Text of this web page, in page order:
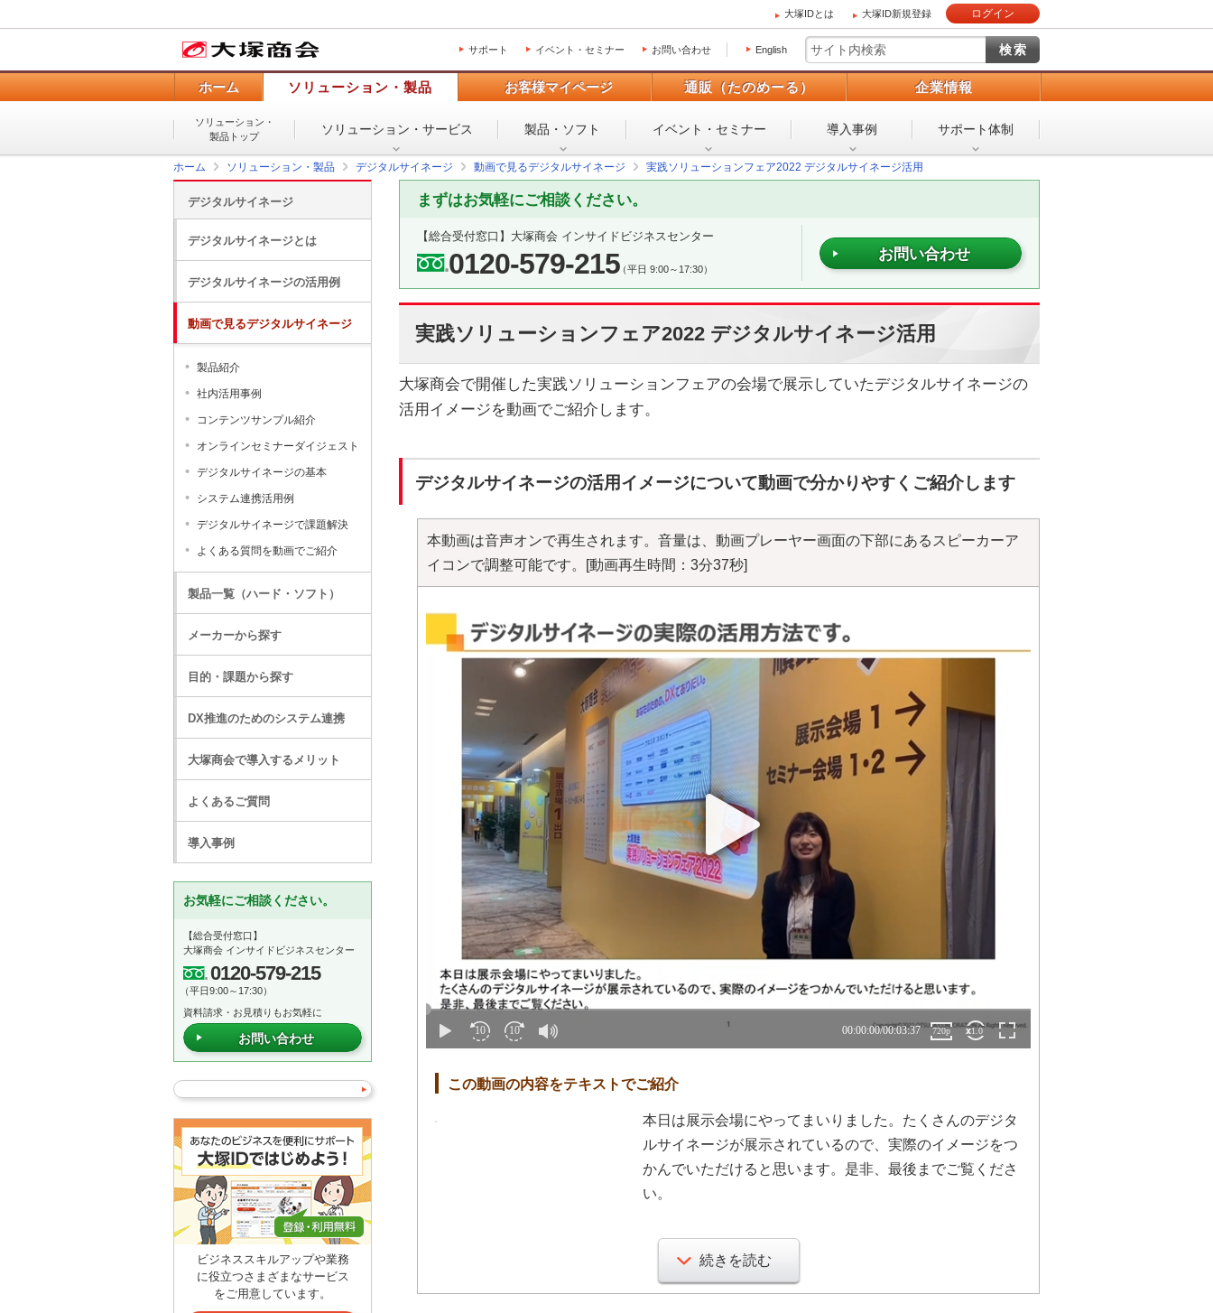
大塚IDとは 大塚ID新規登録 ログイン
サポート イベント・セミナー お問い合わせ English
ホーム ソリューション・製品 お客様マイページ 通販（たのめーる） 企業情報
ソリューション・
製品トップ
ソリューション・ サービス 製品・ソフト イベント・ セミナー 導入事例 サポート体制
ホーム ソリューション・製品 デジタルサイネージ 動画で見るデジタルサイネージ 実践ソリューションフェア2022 デジタルサイネージ活用
まずはお気軽にご相談ください。
【総合受付窓口】 大塚商会 インサイドビジネスセンター
0120-579-215（平日 9:00～17:30）
お問い合わせ
実践ソリューションフェア2022 デジタルサイネージ活用
大塚商会で開催した実践ソリューションフェアの会場で展示していたデジタルサイネージの
活用イメージを動画でご紹介します。
デジタルサイネージの活用イメージについて動画で分かりやすくご紹介します
本動画は音声オンで再生されます。音量は、動画プレーヤー画面の下部にあるスピーカーア
イコンで調整可能です。
[動画再生時間：3分37秒]
この動画の内容をテキストでご紹介
本日は展示会場にやってまいりました。たくさんのデジタ
ルサイネージが展示されているので、実際のイメージをつ
かんでいただけると思います。是非、最後までご覧くださ
い。
位のセミナーの番組表を、事前に設定した開始スケジュー
ルに合わせてセミナー会場別にご案内しております。
続きを読む
デジタルサイネージ
デジタルサイネージとは
デジタルサイネージの活用例
動画で見るデジタルサイネージ
製品紹介
社内活用事例
コンテンツサンプル紹介
オンラインセミナーダイジェスト
デジタルサイネージの基本
システム連携活用例
デジタルサイネージで課題解決
よくある質問を動画でご紹介
製品一覧（ハード・ソフト）
メーカーから探す
目的・課題から探す
DX推進のためのシステム連携
大塚商会で導入するメリット
よくあるご質問
導入事例
お気軽にご相談ください。
【総合受付窓口】
大塚商会 インサイドビジネスセンター
0120-579-215
（平日9:00～17:30）
資料請求・お見積りもお気軽に
お問い合わせ
ビジネススキルアップや業務
に役立つさまざまなサービス
をご用意しています。